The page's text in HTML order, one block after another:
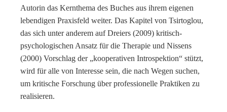
Autorin das Kernthema des Buches aus ihrem eigenen
lebendigen Praxisfeld weiter. Das Kapitel von Tsirtoglou,
das sich unter anderem auf Dreiers (2009) kritisch-
psychologischen Ansatz für die Therapie und Nissens
(2000) Vorschlag der „kooperativen Introspektion“ stützt,
wird für alle von Interesse sein, die nach Wegen suchen,
um kritische Forschung über professionelle Praktiken zu
realisieren.